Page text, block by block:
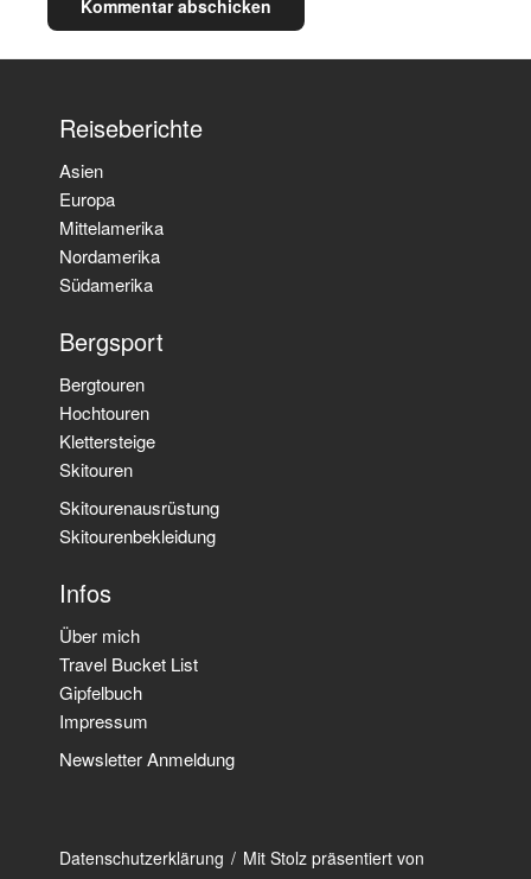
Reiseberichte
Asien
Europa
Mittelamerika
Nordamerika
Südamerika
Bergsport
Bergtouren
Hochtouren
Klettersteige
Skitouren
Skitourenausrüstung
Skitourenbekleidung
Infos
Über mich
Travel Bucket List
Gipfelbuch
Impressum
Newsletter Anmeldung
Datenschutzerklärung
Mit Stolz präsentiert von